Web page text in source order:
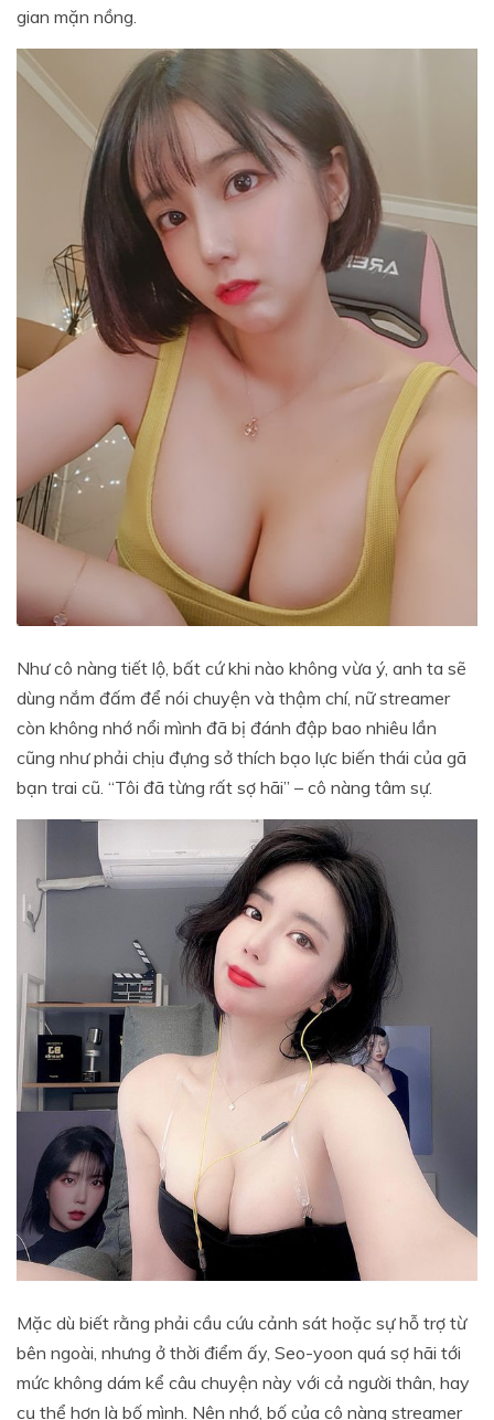
gian mặn nồng.
Như cô nàng tiết lộ, bất cứ khi nào không vừa ý, anh ta sẽ
dùng nắm đấm để nói chuyện và thậm chí, nữ streamer
còn không nhớ nổi mình đã bị đánh đập bao nhiêu lần
cũng như phải chịu đựng sở thích bạo lực biến thái của gã
bạn trai cũ. “Tôi đã từng rất sợ hãi” – cô nàng tâm sự.
Mặc dù biết rằng phải cầu cứu cảnh sát hoặc sự hỗ trợ từ
bên ngoài, nhưng ở thời điểm ấy, Seo-yoon quá sợ hãi tới
mức không dám kể câu chuyện này với cả người thân, hay
cụ thể hơn là bố mình. Nên nhớ, bố của cô nàng streamer